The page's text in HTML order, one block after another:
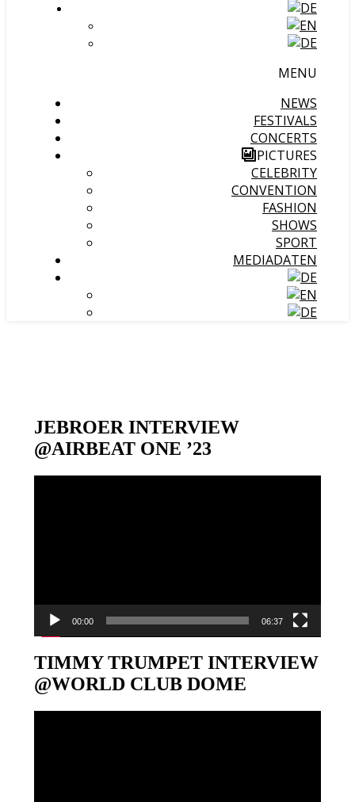
MENU
NEWS
FESTIVALS
CONCERTS
PICTURES
CELEBRITY
CONVENTION
FASHION
SHOWS
SPORT
MEDIADATEN
JEBROER INTERVIEW
@AIRBEAT ONE ’23
00:00 06:37
TIMMY TRUMPET INTERVIEW
@WORLD CLUB DOME